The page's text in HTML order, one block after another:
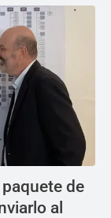
de
al